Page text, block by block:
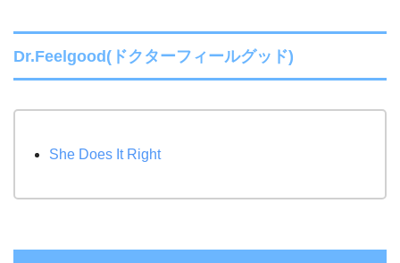
Dr.Feelgood(ドクターフィールグッド)
She Does It Right